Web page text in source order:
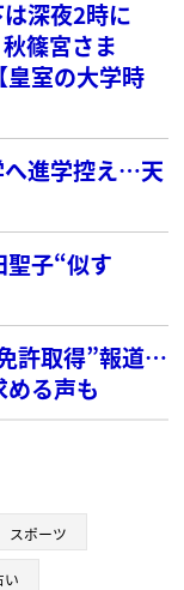
深夜2時に
篠宮さま
室の大学時
進学控え…天
子“似す
許取得”報道…
る声も
スポーツ
い